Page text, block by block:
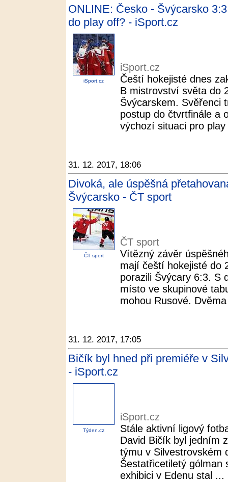
ONLINE: Česko - Švýcarsko
do play off? - iSport.cz
iSport.cz
iSport.cz
Čeští hokejisté dnes
B mistrovství světa do
Švýcarskem. Svěřenci
postup do čtvrtfinále a
výchozí situaci pro
31. 12. 2017, 18:06
Divoká, ale úspěšná
Švýcarsko - ČT sport
ČT sport
ČT sport
Vítězný závěr
mají čeští hokejisté do
porazili Švýcary 6:3. S
místo ve skupinové
mohou Rusové.
31. 12. 2017, 17:05
Bičík byl hned při premiéře v
- iSport.cz
Týden.cz
iSport.cz
Stále aktivní ligový
David Bičík byl jedním
týmu v Silvestrovském
Šestatřicetiletý gólman
exhibici v Edenu stal ...